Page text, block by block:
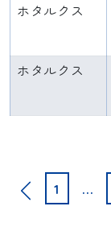
ホタルクス
ホタルクス
投
1 …